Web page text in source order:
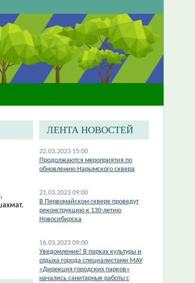
ЛЕНТА НОВОСТЕЙ
22.03.2023 15:00
​Продолжаются мероприятия по
обновлению Нарымского сквера
21.03.2023 09:00
В Первомайском сквере проведут
реконструкцию к 130-летию
Новосибирска
16.03.2023 09:00
​Уведомление! В парках культуры и
отдыха города специалистами МАУ
«Дирекция городских парков»
начались санитарные работы с